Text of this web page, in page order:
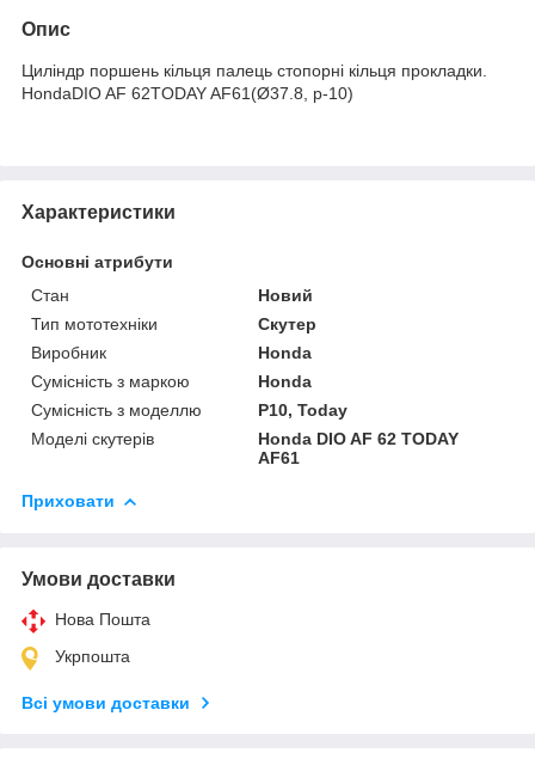
Опис
Циліндр поршень кільця палець стопорні кільця прокладки.
HondaDIO AF 62TODAY AF61(Ø37.8, p-10)
Характеристики
Основні атрибути
Стан
Новий
Тип мототехніки
Скутер
Виробник
Honda
Сумісність з маркою
Honda
Сумісність з моделлю
P10, Today
Моделі скутерів
Honda DIO AF 62 TODAY
AF61
Приховати
Умови доставки
Нова Пошта
Укрпошта
Всі умови доставки